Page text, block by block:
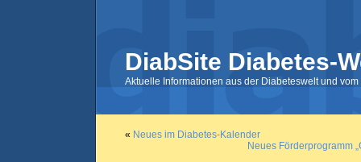
DiabSite Diabetes-
Aktuelle Informationen aus der Diabeteswelt und
« Neues im Diabetes-Kalender
Neues Förderprogramm